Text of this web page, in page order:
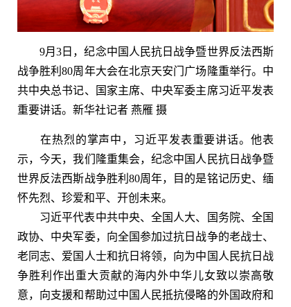
9月3日，纪念中国人民抗日战争暨世界反法西斯
战争胜利80周年大会在北京天安门广场隆重举行。中
共中央总书记、国家主席、中央军委主席习近平发表
重要讲话。新华社记者 燕雁 摄
在热烈的掌声中，习近平发表重要讲话。他表
示，今天，我们隆重集会，纪念中国人民抗日战争暨
世界反法西斯战争胜利80周年，目的是铭记历史、缅
怀先烈、珍爱和平、开创未来。
习近平代表中共中央、全国人大、国务院、全国
政协、中央军委，向全国参加过抗日战争的老战士、
老同志、爱国人士和抗日将领，向为中国人民抗日战
争胜利作出重大贡献的海内外中华儿女致以崇高敬
意，向支援和帮助过中国人民抵抗侵略的外国政府和